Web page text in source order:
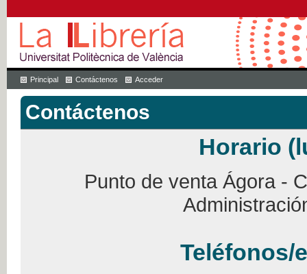
Principal Contáctenos Acceder
Contáctenos
Horario
Punto de venta Ágora -
Teléfonos/